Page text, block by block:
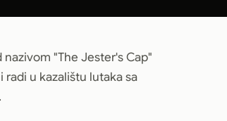
"The Jester's Cap"
u kazalištu lutaka sa